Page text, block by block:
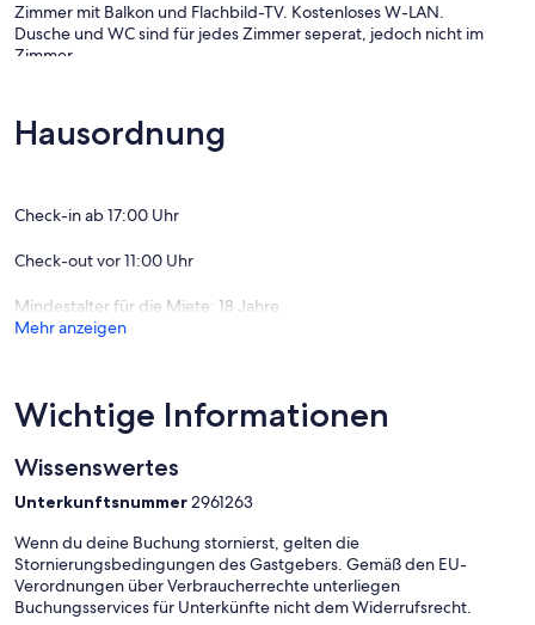
Zimmer mit Balkon und Flachbild-TV. Kostenloses W-LAN.
Dusche und WC sind für jedes Zimmer seperat, jedoch nicht im
Zimmer.
Biobauernhof mit Rinder, Schafe, Katzen und Hühner .
Beheizter Naturholz-Pool mit Holzterrasse und Liegewiese.
11:00 möglich.
Hausordnung
Check-in ab 17:00 Uhr
Check-out vor 11:00 Uhr
Mindestalter für die Miete: 18 Jahre
Mehr anzeigen
Wichtige Informationen
Wissenswertes
Unterkunftsnummer2961263
Wenn du deine Buchung stornierst, gelten die
Stornierungsbedingungen des Gastgebers. Gemäß den EU-
Verordnungen über Verbraucherrechte unterliegen
Buchungsservices für Unterkünfte nicht dem Widerrufsrecht.